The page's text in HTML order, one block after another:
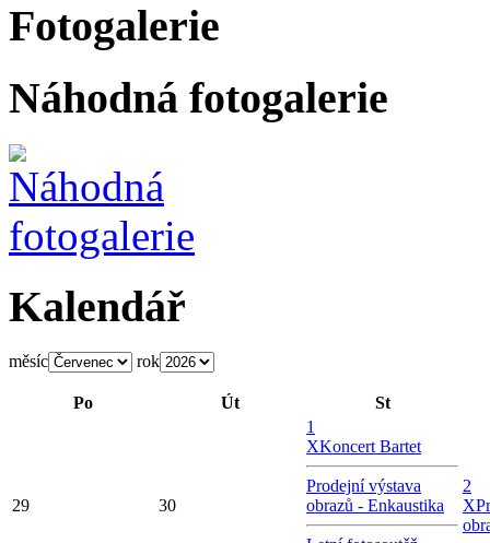
Fotogalerie
Náhodná fotogalerie
Kalendář
měsíc rok
Po Út St
29 30
1
XKoncert Bartet
Prodejní výstava
obrazů - Enkaustika
2
X